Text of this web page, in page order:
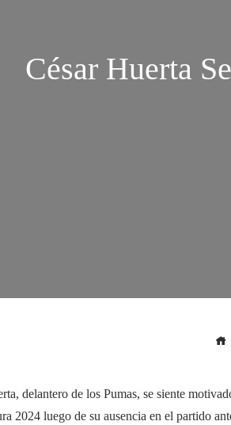
César Huerta
delantero de los Pumas, se siente
2024 luego de su ausencia en el partido